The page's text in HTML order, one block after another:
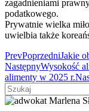
zagadnieniami
podatkowego.
Prywatnie wielka
uwielbia także
PrevPoprzedniJakie
NastępnyWysokość
alimenty w 2025 r.